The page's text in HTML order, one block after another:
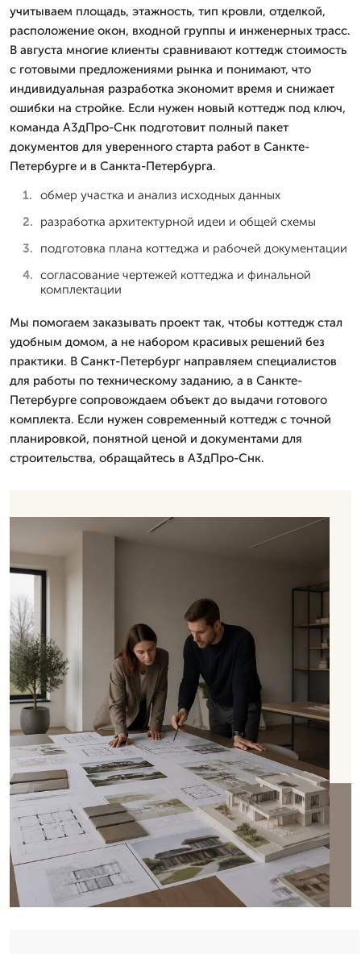
учитываем площадь, этажность, тип кровли, отделкой,
расположение окон, входной группы и инженерных трасс.
В августа многие клиенты сравнивают коттедж стоимость
с готовыми предложениями рынка и понимают, что
индивидуальная разработка экономит время и снижает
ошибки на стройке. Если нужен новый коттедж под ключ,
команда А3дПро-Снк подготовит полный пакет
документов для уверенного старта работ в Санкте-
Петербурге и в Санкта-Петербурга.
обмер участка и анализ исходных данных
разработка архитектурной идеи и общей схемы
подготовка плана коттеджа и рабочей документации
согласование чертежей коттеджа и финальной
комплектации
Мы помогаем заказывать проект так, чтобы коттедж стал
удобным домом, а не набором красивых решений без
практики. В Санкт-Петербург направляем специалистов
для работы по техническому заданию, а в Санкте-
Петербурге сопровождаем объект до выдачи готового
комплекта. Если нужен современный коттедж с точной
планировкой, понятной ценой и документами для
строительства, обращайтесь в А3дПро-Снк.